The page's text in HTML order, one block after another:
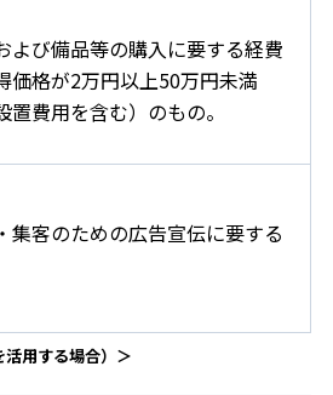
よび備品等の購入に要する経費
価格が2万円以上50万円未満
置費用を含む）のもの。
集客のための広告宣伝に要する
用する場合）＞